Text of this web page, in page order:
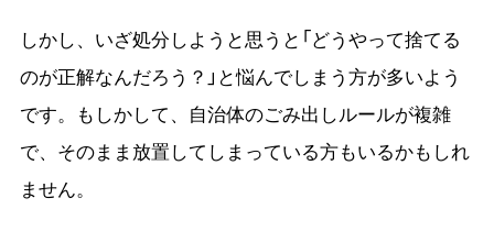
しかし、いざ処分しようと思うと「どうやって捨てる
のが正解なんだろう？」と悩んでしまう方が多いよう
です。もしかして、自治体のごみ出しルールが複雑
で、そのまま放置してしまっている方もいるかもしれ
ません。